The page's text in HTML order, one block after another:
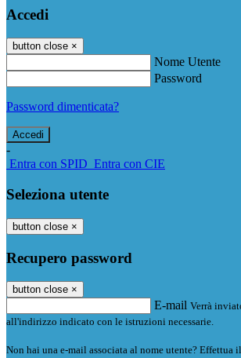
Accedi
button close ×
Nome Utente
Password
Password dimenticata?
-
Entra con SPID Entra con CIE
Seleziona utente
button close ×
Recupero password
button close ×
E-mail Verrà
all'indirizzo indicato con le istruzioni necessarie.
Non hai una e-mail associata al nome utente? Effettua